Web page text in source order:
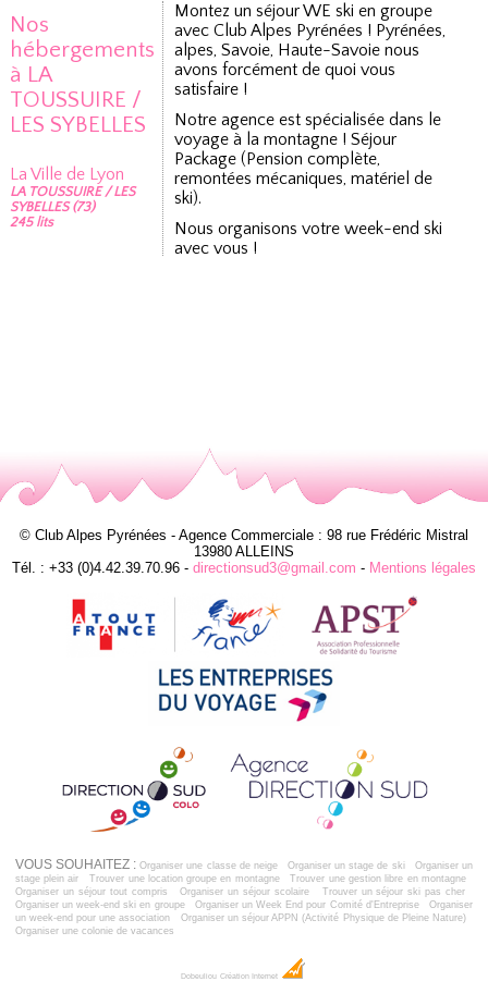
Nos
hébergements
à LA
TOUSSUIRE /
LES SYBELLES
La Ville de Lyon
LA TOUSSUIRE / LES
SYBELLES (73)
245 lits
Montez un séjour WE ski en groupe
avec Club Alpes Pyrénées ! Pyrénées,
alpes, Savoie, Haute-Savoie nous
avons forcément de quoi vous
satisfaire !
Notre agence est spécialisée dans le
voyage à la montagne ! Séjour
Package (Pension complète,
remontées mécaniques, matériel de
ski).
Nous organisons votre week-end ski
avec vous !
© Club Alpes Pyrénées - Agence Commerciale : 98 rue Frédéric Mistral
13980 ALLEINS
Tél. : +33 (0)4.42.39.70.96 - directionsud3@gmail.com - Mentions légales
VOUS SOUHAITEZ :Organiser une classe de neige Organiser un stage de ski
Organiser un
stage plein air
Trouver une location groupe en montagne
Trouver une gestion libre en montagne
Organiser un séjour tout compris
Organiser un séjour scolaire
Trouver un séjour ski pas cher
Organiser un week-end ski en groupe
Organiser un Week End pour Comité d'Entreprise
Organiser
un week-end pour une association
Organiser un séjour APPN (Activité Physique de Pleine Nature)
Organiser une colonie de vacances
Dobeuliou Création Internet